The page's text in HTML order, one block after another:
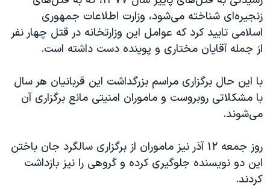
زنجیره‌ای شناخته می‌شود، وزارت اطلاعات جمهوری
اسلامی تایید کرد که عوامل این وزارتخانه در قتل چهار نفر
از جمله آقایان مختاری و پوینده دست داشته است.
با این حال برگزاری مراسم بزرگداشت این قربانیان هر سال
با مشکلاتی روبروست و ماموران امنیتی مانع برگزاری آن
می‌شوند.
روز جمعه ۱۲ آذر نیز ماموران از برگزاری سالگرد جان باختن
این دو نویسنده جلوگیری کرده و گروهی را نیز بازداشت
کردند.